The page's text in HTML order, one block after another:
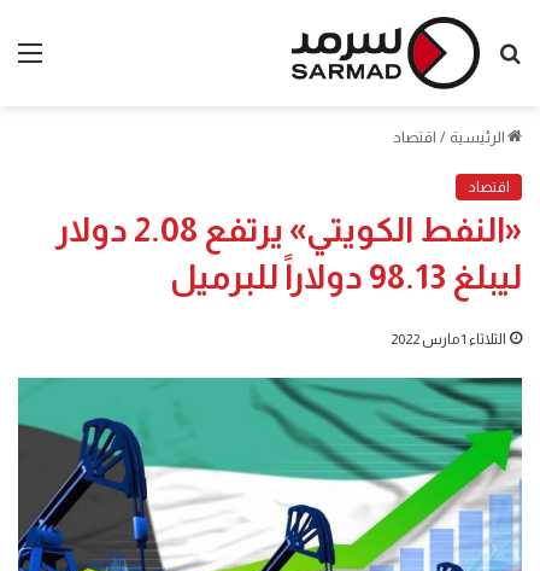
بحث
الرئيسية / اقتصاد
اقتصاد
«النفط الكويتي» يرتفع 2.08 دولار
ليبلغ 98.13 دولاراً للبرميل
الثلاثاء 1 مارس 2022